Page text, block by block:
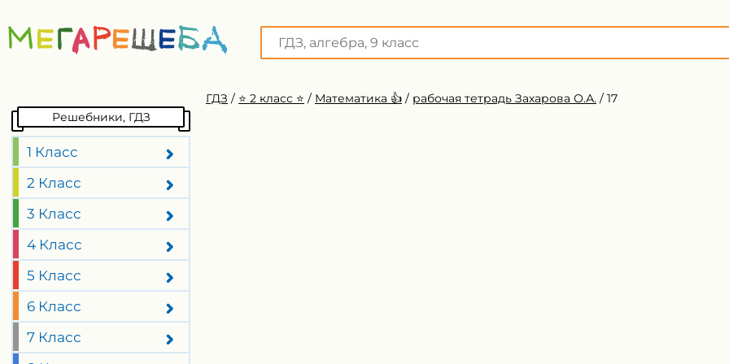
Решебники, ГДЗ
1 Класс
2 Класс
3 Класс
4 Класс
5 Класс
6 Класс
7 Класс
ГДЗ / ⭐️ 2 класс ⭐️ / Математика 👍 / рабочая тетрадь Захарова О.А. / 17